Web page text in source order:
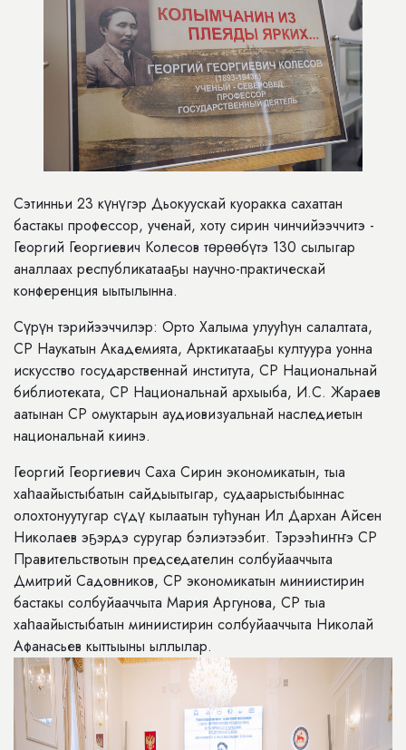
Сэтинньи 23 күнүгэр Дьокуускай куоракка сахаттан
бастакы профессор, ученай, хоту сирин чинчийээччитэ -
Георгий Георгиевич Колесов төрөөбүтэ 130 сылыгар
аналлаах республикатааҕы научно-практическай
конференция ыытылынна.
Сүрүн тэрийээччилэр: Орто Халыма улууһун салалтата,
СР Наукатын Академията, Арктикатааҕы култуура уонна
искусство государственнай института, СР Национальнай
библиотеката, СР Национальнай архыыба, И.С. Жараев
аатынан СР омуктарын аудиовизуальнай наследиетын
национальнай киинэ.
Георгий Георгиевич Саха Сирин экономикатын, тыа
хаһаайыстыбатын сайдыытыгар, судаарыстыбыннас
олохтонуутугар сүдү кылаатын туһунан Ил Дархан Айсен
Николаев эҕэрдэ суругар бэлиэтээбит. Тэрээһиҥҥэ СР
Правительствотын председателин солбуйааччыта
Дмитрий Садовников, СР экономикатын миниистирин
бастакы солбуйааччыта Мария Аргунова, СР тыа
хаһаайыстыбатын миниистирин солбуйааччыта Николай
Афанасьев кыттыыны ыллылар.